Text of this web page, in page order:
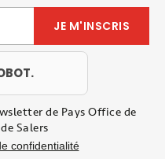
de Pays Office de
Salers
confidentialité